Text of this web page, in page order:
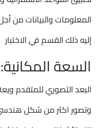
المعلومات والبيانات من
إليه ذلك القسم في الاختبار
السعة المكانية:
البعد التصوري للمتقدم
وتصور اكثر من شكل